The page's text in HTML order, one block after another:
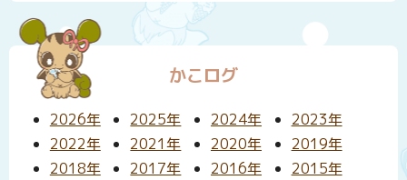
かこログ
2026年 2025年 2024年
2023年
2022年
2021年 2020年
2019年
2018年
2017年 2016年
2015年